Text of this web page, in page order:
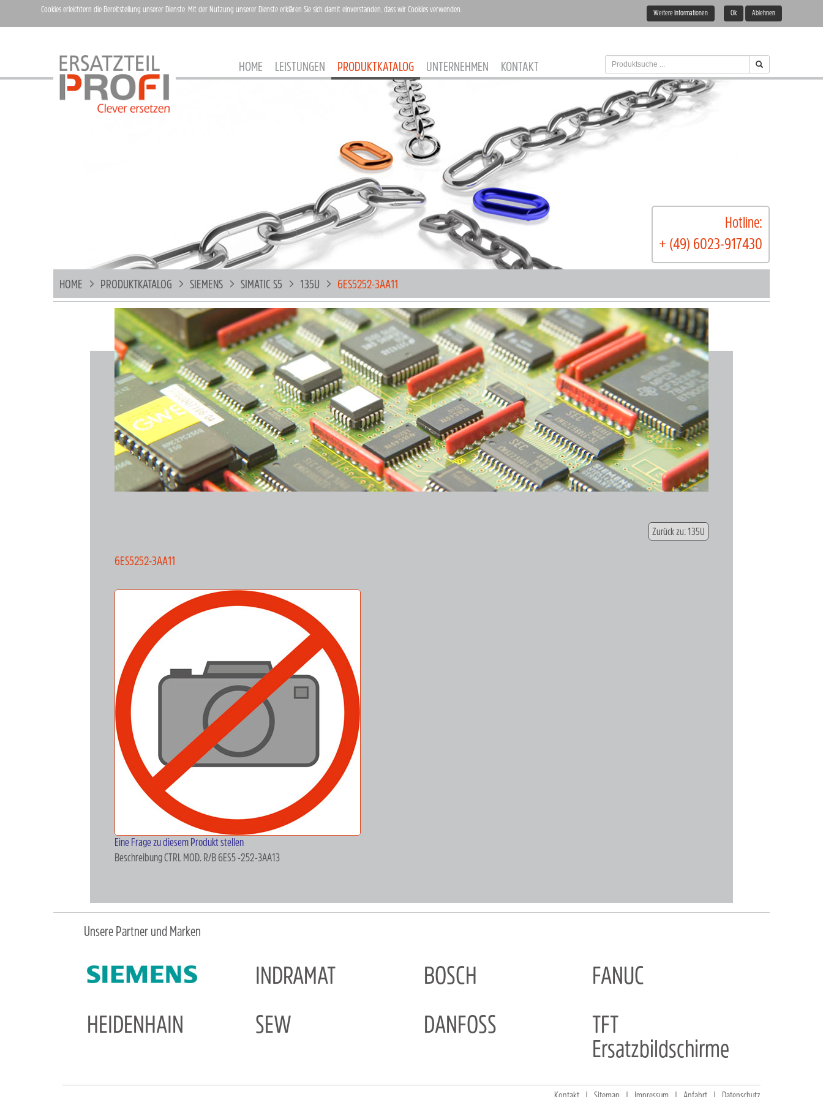
HOME LEISTUNGEN PRODUKTKATALOG UNTERNEHMEN KONTAKT
Hotline:
+ (49) 6023-917430
HOME PRODUKTKATALOG SIEMENS SIMATIC S5 135U 6ES5252-3AA11
Zurück zu: 135U
6ES5252-3AA11
Eine Frage zu diesem Produkt stellen
BeschreibungCTRL MOD. R/B 6ES5 -252-3AA13
Unsere Partner und Marken
INDRAMAT BOSCH
FANUC
HEIDENHAIN
SEW DANFOSS
TFT
Ersatzbildschirme
Cookies erleichtern die Bereitstellung unserer Dienste. Mit der Nutzung unserer Dienste erklären Sie sich damit einverstanden, dass wir Cookies verwenden. Weitere Informationen Ok Ablehnen